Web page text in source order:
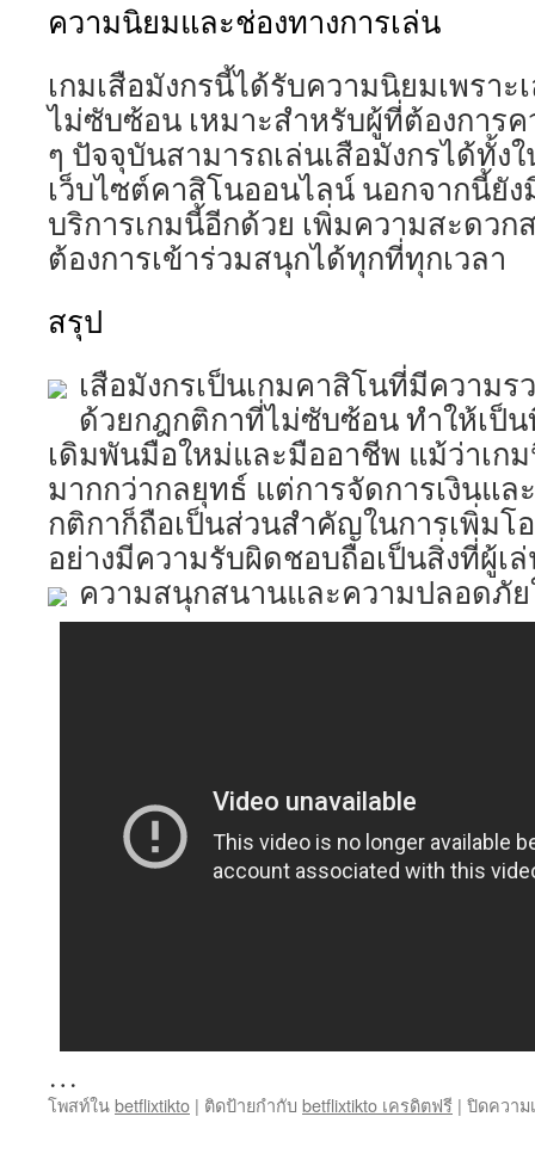
ความนิยมและช่องทางการเล่น
เกมเสือมังกรนี้ได้รับความนิยมเพราะ
ไม่ซับซ้อน เหมาะสำหรับผู้ที่ต้องการ
ๆ ปัจจุบันสามารถเล่นเสือมังกรได้ทั้ง
เว็บไซต์คาสิโนออนไลน์ นอกจากนี้ยั
บริการเกมนี้อีกด้วย เพิ่มความสะดวก
ต้องการเข้าร่วมสนุกได้ทุกที่ทุกเวลา
สรุป
เสือมังกรเป็นเกมคาสิโนที่มีความร
ด้วยกฎกติกาที่ไม่ซับซ้อน ทำให้เป็
เดิมพันมือใหม่และมืออาชีพ แม้ว่าเก
มากกว่ากลยุทธ์ แต่การจัดการเงินแล
กติกาก็ถือเป็นส่วนสำคัญในการเพิ่มโ
อย่างมีความรับผิดชอบถือเป็นสิ่งที่ผู้เ
ความสนุกสนานและความปลอดภั
…
โพสท์ในbetflixtikto | ติดป้ายกำกับ betflixtikto เครดิตฟรี | ปิดความ